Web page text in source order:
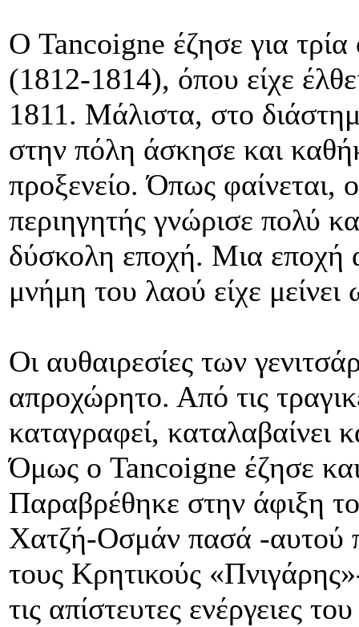
Ο Tancoigne έζησε για
(1812-1814), όπου είχε
1811. Μάλιστα, στο
στην πόλη άσκησε και
προξενείο. Όπως φαίνεται,
περιηγητής γνώρισε πολύ
δύσκολη εποχή. Μια εποχή
μνήμη του λαού είχε μείνει
Οι αυθαιρεσίες των
απροχώρητο. Από τις
καταγραφεί, καταλαβαίνει
Όμως ο Tancoigne έζησε
Παραβρέθηκε στην άφιξη
Χατζή-Οσμάν πασά -αυτού
τους Κρητικούς
τις απίστευτες ενέργειες